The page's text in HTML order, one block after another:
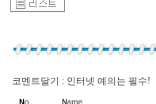
코멘트달기 : 인터넷 예의는 필수!